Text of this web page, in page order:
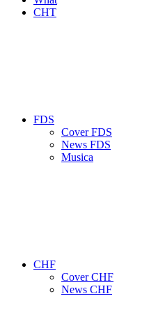
CHT
FDS
Cover FDS
News FDS
Musica
CHF
Cover CHF
News CHF